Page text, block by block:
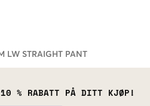
LW STRAIGHT PANT
% RABATT PÅ DITT KJØP!